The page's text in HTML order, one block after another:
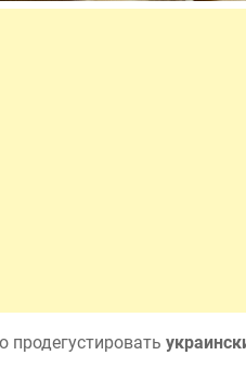
продегустировать